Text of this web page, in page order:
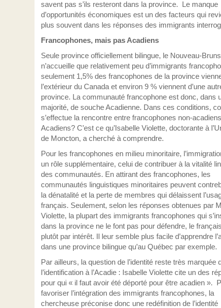
savent pas s’ils resteront dans la province. Le manque
d’opportunités économiques est un des facteurs qui
plus souvent dans les réponses des immigrants
Francophones, mais pas Acadiens
Seule province officiellement bilingue, le Nouveau-
n’accueille que relativement peu d’immigrants
seulement 1,5% des francophones de la province
l’extérieur du Canada et environ 9 % viennent d’une
province. La communauté francophone est donc, dans
majorité, de souche Acadienne. Dans ces conditions,
s’effectue la rencontre entre francophones non-
Acadiens? C’est ce qu’Isabelle Violette, doctorante à
de Moncton, a cherché à comprendre.
Pour les francophones en milieu minoritaire,
un rôle supplémentaire, celui de contribuer à la vitalité
des communautés. En attirant des francophones, les
communautés linguistiques minoritaires peuvent
la dénatalité et la perte de membres qui délaissent
français. Seulement, selon les réponses obtenues par
Violette, la plupart des immigrants francophones qui
dans la province ne le font pas pour défendre, le
plutôt par intérêt. Il leur semble plus facile d’apprendre
dans une province bilingue qu’au Québec par exemple.
Par ailleurs, la question de l’identité reste très marquée
l’identification à l’Acadie : Isabelle Violette cite un des
pour qui « il faut avoir été déporté pour être acadien ».
favoriser l’intégration des immigrants francophones, la
chercheuse préconise donc une redéfinition de l’identité